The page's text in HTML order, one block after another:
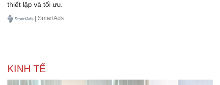
thiết lập và tối ưu.
| SmartAds
KINH TẾ